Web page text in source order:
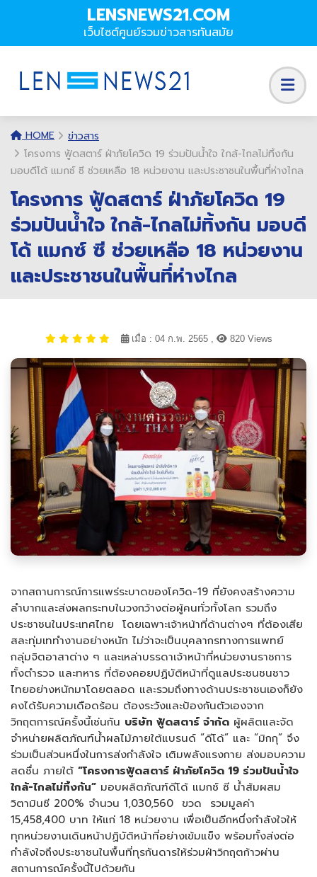
LENSNEWS21.COM
เว็บไซต์ศูนย์รวมข่าวสารทันสมัย
HOME
ข่าวสาร
โครงการ ฟู้ดสตาร์ ฝ่าภัยโควิด 19 ร่วมปันน้ำใจ ใกล้-ไกลไม่ทิ้งกัน
มอบดีโด้ แมกซ์ ซี ช่วยเหลือ 18 หน่วยงาน และประชาชนในพื้นที่ห่างไกล
โครงการ ฟู้ดสตาร์ ฝ่าภัยโควิด 19
ร่วมปันน้ำใจ ใกล้-ไกลไม่ทิ้งกัน มอบดี
โด้ แมกซ์ ซี ช่วยเหลือ 18 หน่วยงาน
และประชาชนในพื้นที่ห่างไกล
เมื่อ : 04 ก.พ. 2565 , 820 Views
จากสถานการณ์การแพร่ระบาดของโควิด-19 ที่ยังคงสร้างความ
ลำบากและส่งผลกระทบในวงกว้างต่อผู้คนทั่วทั้งโลก รวมถึง
ประชาชนในประเทศไทย โดยเฉพาะเจ้าหน้าที่ด้านต่างๆ ที่ต้องเสีย
สละทุ่มเททำงานอย่างหนัก ไม่ว่าจะเป็นบุคลากรทางการแพทย์
กลุ่มจิตอาสาต่าง ๆ และเหล่าบรรดาเจ้าหน้าที่หน่วยงานราชการ
ทั้งตำรวจ และทหาร ที่ต้องคอยปฏิบัติหน้าที่ดูแลประชนชนชาว
ไทยอย่างหนักมาโดยตลอด และรวมถึงทางด้านประชาชนเองก็ยัง
คงได้รับความเดือดร้อน ต้องระวังและป้องกันตัวเองจาก
วิกฤตการณ์ครั้งนี้เช่นกัน บริษัท ฟู้ดสตาร์ จำกัด ผู้ผลิตและจัด
จำหน่ายผลิตภัณฑ์น้ำผลไม้ภายใต้แบรนด์ “ดีโด้” และ “มิกกุ” จึง
ร่วมเป็นส่วนหนึ่งในการส่งกำลังใจ เติมพลังแรงกาย ส่งมอบความ
สดชื่น ภายใต้ “โครงการฟู้ดสตาร์ ฝ่าภัยโควิด 19 ร่วมปันน้ำใจ
ใกล้-ไกลไม่ทิ้งกัน” มอบผลิตภัณฑ์ดีโด้ แมกซ์ ซี น้ำส้มผสม
วิตามินซี 200% จำนวน 1,030,560 ขวด รวมมูลค่า
15,458,400 บาท ให้แก่ 18 หน่วยงาน เพื่อเป็นอีกหนึ่งกำลังใจให้
ทุกหน่วยงานเดินหน้าปฏิบัติหน้าที่อย่างเข้มแข็ง พร้อมทั้งส่งต่อ
กำลังใจถึงประชาชนในพื้นที่ทุรกันดารให้ร่วมฝ่าวิกฤตก้าวผ่าน
สถานการณ์ครั้งนี้ไปด้วยกัน